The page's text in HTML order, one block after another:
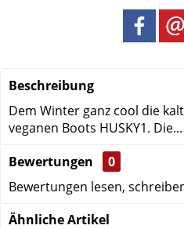
Beschreibung
Dem Winter ganz cool die
veganen Boots HUSKY1. Die...
Bewertungen
0
Bewertungen lesen,
Ähnliche Artikel